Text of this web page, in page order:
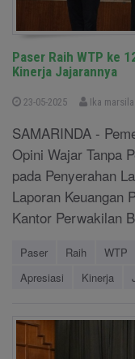
Paser Raih WTP ke
Kinerja Jajarannya
23-05-2025 Ika marsila
SAMARINDA -
Opini Wajar Tanpa
pada Penyerahan
Laporan Keuangan
Kantor Perwakilan
Paser Raih WTP
Apresiasi
Kinerja